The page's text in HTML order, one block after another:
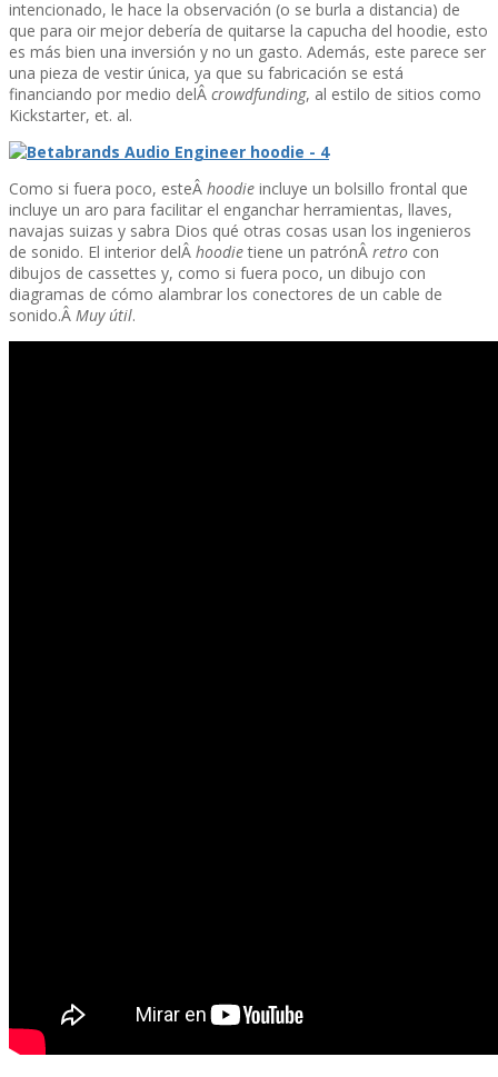
intencionado, le hace la observación (o se burla a distancia) de
que para oir mejor deberí­a de quitarse la capucha del hoodie, esto
es más bien una inversión y no un gasto. Además, este parece ser
una pieza de vestir única, ya que su fabricación se está
financiando por medio delÂ crowdfunding, al estilo de sitios como
Kickstarter, et. al.
Como si fuera poco, esteÂ hoodie incluye un bolsillo frontal que
incluye un aro para facilitar el enganchar herramientas, llaves,
navajas suizas y sabra Dios qué otras cosas usan los ingenieros
de sonido. El interior delÂ hoodietiene un patrónÂ retro con
dibujos de cassettes y, como si fuera poco, un dibujo con
diagramas de cómo alambrar los conectores de un cable de
sonido.Â Muy útil.